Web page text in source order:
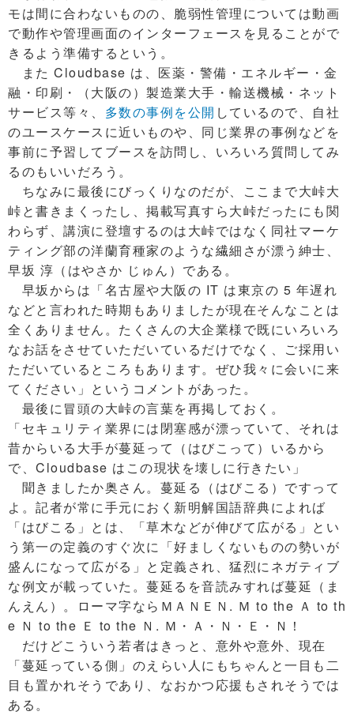
モは間に合わないものの、脆弱性管理については動画
で動作や管理画面のインターフェースを見ることがで
きるよう準備するという。
また Cloudbase は、医薬・警備・エネルギー・金
融・印刷・（大阪の）製造業大手・輸送機械・ネット
サービス等々、 多数の事例を公開 しているので、自社
のユースケースに近いものや、同じ業界の事例などを
事前に予習してブースを訪問し、いろいろ質問してみ
るのもいいだろう。
ちなみに最後にびっくりなのだが、ここまで大峠大
峠と書きまくったし、掲載写真すら大峠だったにも関
わらず、講演に登壇するのは大峠ではなく同社マーケ
ティング部の洋蘭育種家のような繊細さが漂う紳士、
早坂 淳（はやさか じゅん）である。
早坂からは「名古屋や大阪の IT は東京の 5 年遅れ
などと言われた時期もありましたが現在そんなことは
全くありません。たくさんの大企業様で既にいろいろ
なお話をさせていただいているだけでなく、ご採用い
ただいているところもあります。ぜひ我々に会いに来
てください」というコメントがあった。
最後に冒頭の大峠の言葉を再掲しておく。
「セキュリティ業界には閉塞感が漂っていて、それは
昔からいる大手が蔓延って（はびこって）いるから
で、Cloudbase はこの現状を壊しに行きたい」
聞きましたか奥さん。蔓延る（はびこる）ですって
よ。記者が常に手元におく新明解国語辞典によれば
「はびこる」とは、「草木などが伸びて広がる」とい
う第一の定義のすぐ次に「好ましくないものの勢いが
盛んになって広がる」と定義され、猛烈にネガティブ
な例文が載っていた。蔓延るを音読みすれば蔓延（ま
んえん）。ローマ字ならＭＡＮＥＮ. Ｍ to the Ａ to th
e Ｎ to the Ｅ to the Ｎ. Ｍ・Ａ・Ｎ・Ｅ・Ｎ！
だけどこういう若者はきっと、意外や意外、現在
「蔓延っている側」のえらい人にもちゃんと一目も二
目も置かれそうであり、なおかつ応援もされそうでは
ある。